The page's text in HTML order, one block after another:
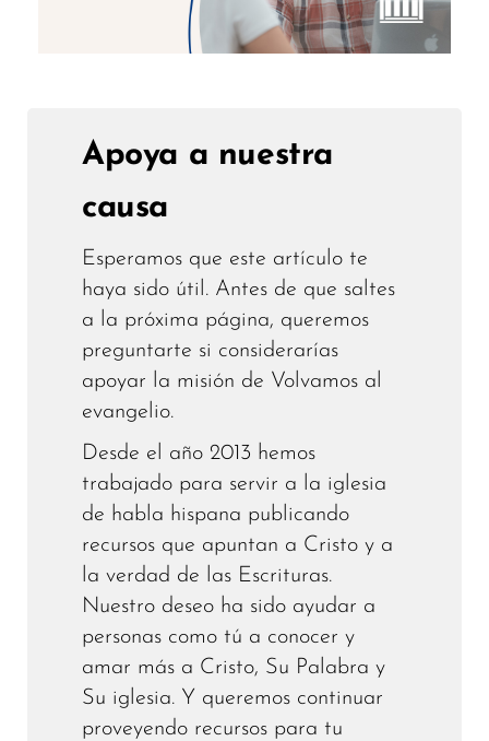
Apoya a nuestra
causa
Esperamos que este artículo te
haya sido útil. Antes de que saltes
a la próxima página, queremos
preguntarte si considerarías
apoyar la misión de Volvamos al
evangelio.
Desde el año 2013 hemos
trabajado para servir a la iglesia
de habla hispana publicando
recursos que apuntan a Cristo y a
la verdad de las Escrituras.
Nuestro deseo ha sido ayudar a
personas como tú a conocer y
amar más a Cristo, Su Palabra y
Su iglesia. Y queremos continuar
proveyendo recursos para tu